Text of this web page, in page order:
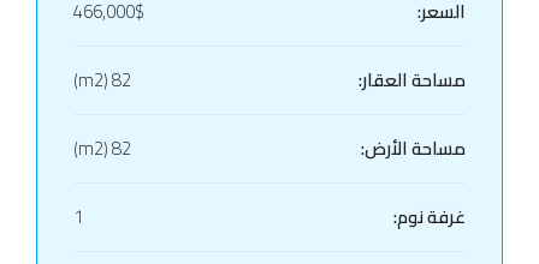
السعر:
466,000$
مساحة العقار:
82 (m2)
مساحة الأرض:
82 (m2)
غرفة نوم:
1